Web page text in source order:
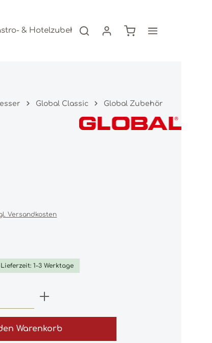
& Hotelzubehör Freizeitartikel
Warenkorb enthält
Global Classic Global Zubehör
Versandkosten
von 0 von 5 Sternen
1-3 Werktage
Gib den gewünschten
Warenkorb